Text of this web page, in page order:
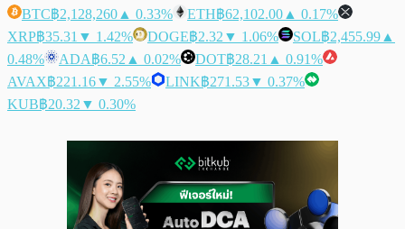
BTC฿2,128,260 ▲ 0.33% ETH฿62,102.00 ▲ 0.17%
XRP฿35.31 ▼ 1.42% DOGE฿2.32 ▼ 1.06% SOL฿2,455.99 ▲
0.48%
ADA฿6.52 ▲ 0.02% DOT฿28.21 ▲ 0.91%
AVAX฿221.16▼ 2.55% LINK฿271.53▼ 0.37%
KUB฿20.32 ▼ 0.30%